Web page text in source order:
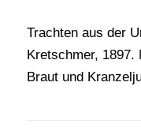
Trachten aus der
Kretschmer, 1897.
Braut und